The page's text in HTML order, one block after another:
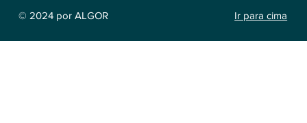
© 2024 por ALGOR Ir para cima